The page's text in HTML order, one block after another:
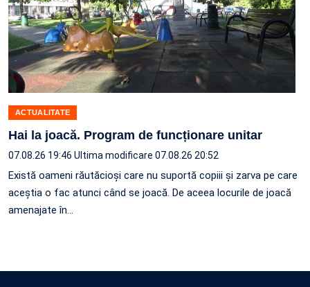
ACTUALITATE
Hai la joacă. Program de funcționare unitar
07.08.26 19:46 Ultima modificare 07.08.26 20:52
Există oameni răutăcioși care nu suportă copiii și zarva pe care
aceștia o fac atunci când se joacă. De aceea locurile de joacă
amenajate în…